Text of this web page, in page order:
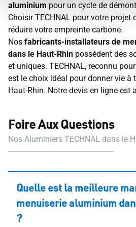
aluminium pour un cycle de
Choisir TECHNAL pour votre projet
réduire votre empreinte carbone.
Nos fabricants-installateurs de
dans le Haut-Rhin possèdent des
et uniques. TECHNAL, reconnu
est le choix idéal pour donner vie à
Haut-Rhin. Notre devis en ligne est
Foire Aux Questions
Nos Aluminiers TECHNAL dans le
Quelle est la meilleure
menuiserie aluminium
?